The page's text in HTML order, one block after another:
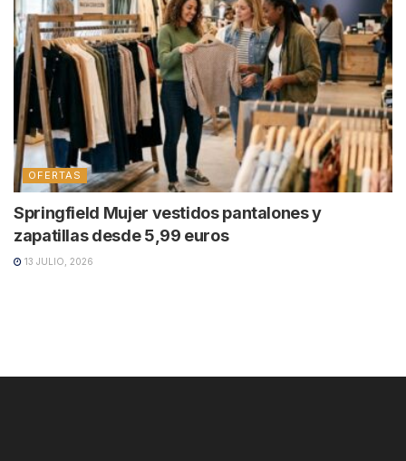
OFERTAS
Springfield Mujer vestidos pantalones y
zapatillas desde 5,99 euros
13 JULIO, 2026